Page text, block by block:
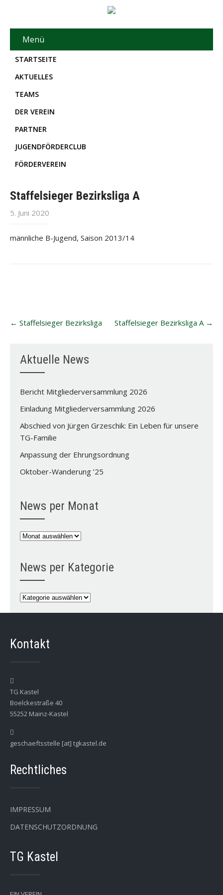
Menü
STARTSEITE
AKTUELLES
TEAMS
DER VEREIN
PARTNER
JUGENDFÖRDERCLUB
FÖRDERVEREIN
Staffelsieger Bezirksliga A
5. Juni 2020
männliche B-Jugend, Saison 2013/14
navigation
← Staffelsieger Bezirksliga Staffelsieger Bezirksliga A →
Aktuelle News
Bericht Mitgliederversammlung 2026
Einladung Mitgliederversammlung 2026
Abschied von Jürgen Grzeschik: Ein Leben für unsere
TG-Familie
Anpassung der Ehrungsordnung
Oktober-Wanderung ’25
News per Monat
News
News per Kategorie
News
Kontakt
TG Kastel
Boelckestraße 40
55252 Mainz-Kastel
geschaeftsstelle [at] tgkastel.de
Rechtliches
IMPRESSUM
DATENSCHUTZORDNUNG
TG Kastel